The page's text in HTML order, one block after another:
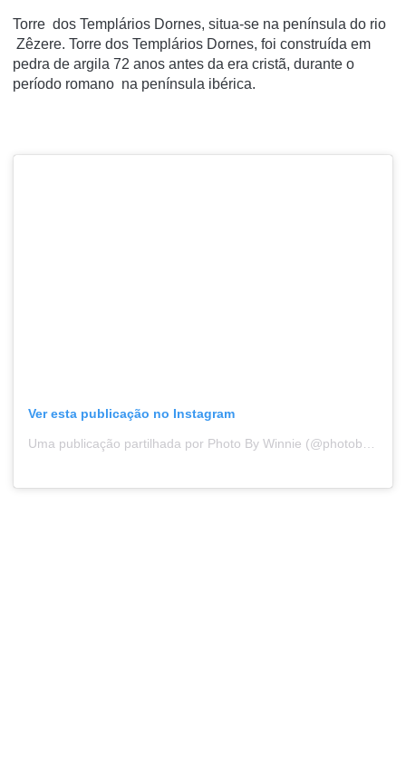
Torre dos Templários Dornes, situa-se na península do rio
Zêzere. Torre dos Templários Dornes, foi construída em
pedra de argila 72 anos antes da era cristã, durante o
período romano na península ibérica.
Ver esta publicação no Instagram
Uma publicação partilhada por Photo By Winnie (@photobywinnie)